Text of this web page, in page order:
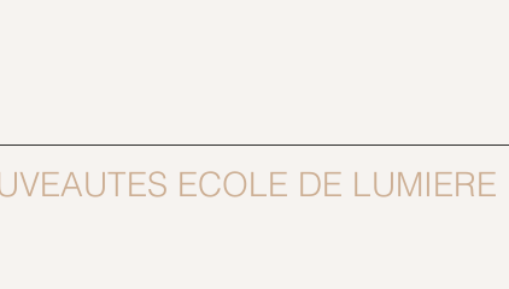
ECOLE DE LUMIERE